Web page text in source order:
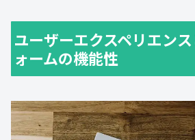
ユーザーエクスペリエン
ォームの機能性